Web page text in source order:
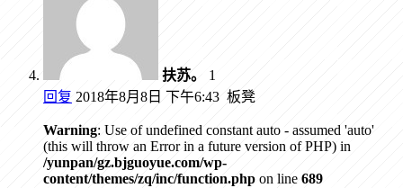
扶苏。 1
回复 2018年8月8日 下午6:43 板凳
Warning: Use of undefined constant auto - assumed 'auto'
(this will throw an Error in a future version of PHP) in
/yunpan/gz.bjguoyue.com/wp-
content/themes/zq/inc/function.php on line 689